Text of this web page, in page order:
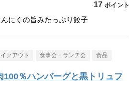
17 ポイント
にくの旨みたっぷり餃子
クアウト 食事会・ランチ会 食品
％ハンバーグと黒トリュフ